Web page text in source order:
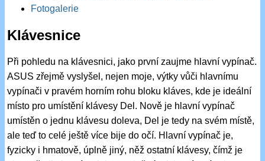
Fotogalerie
Klávesnice
Při pohledu na klávesnici, jako první zaujme hlavní vypínač.
ASUS zřejmě vyslyšel, nejen moje, výtky vůči hlavnímu
vypínači v pravém horním rohu bloku kláves, kde je ideální
místo pro umístění klávesy Del. Nově je hlavní vypínač
umístěn o jednu klávesu doleva, Del je tedy na svém místě,
ale teď to celé ještě více bije do očí. Hlavní vypínač je,
fyzicky i hmatově, úplně jiný, něž ostatní klávesy, čímž je